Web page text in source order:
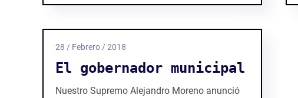
28 / Febrero / 2018
El gobernador municipal
Nuestro Supremo Alejandro Moreno anunció